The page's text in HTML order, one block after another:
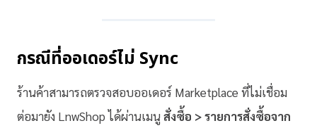
กรณีที่ออเดอร์ไม่ Sync
ร้านค้าสามารถตรวจสอบออเดอร์ Marketplace ที่ไม่เชื่อม
ต่อมายัง LnwShop ได้ผ่านเมนู สั่งซื้อ > รายการสั่งซื้อจาก